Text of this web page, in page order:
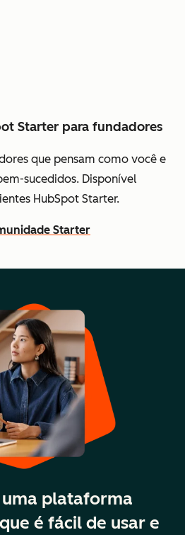
Starter para fundadores
que pensam como você e
sucedidos. Disponível
HubSpot Starter.
Starter
uma plataforma
é fácil de usar e